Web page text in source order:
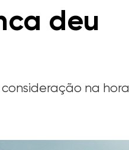
deu
na hora